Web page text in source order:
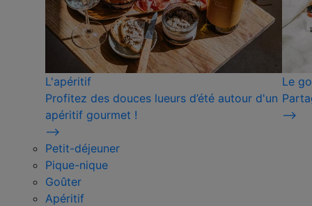
L'apéritif
Profitez des douces lueurs d’été autour d'un
apéritif gourmet !
⟶
Le
⟶
Petit-déjeuner
Pique-nique
Goûter
Apéritif